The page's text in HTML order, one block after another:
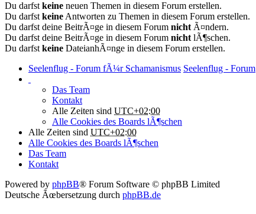
Du darfst keine neuen Themen in diesem Forum erstellen.
Du darfst keine Antworten zu Themen in diesem Forum erstellen.
Du darfst deine BeitrÃ¤ge in diesem Forum nicht Ã¤ndern.
Du darfst deine BeitrÃ¤ge in diesem Forum nicht lÃ¶schen.
Du darfst keine DateianhÃ¤nge in diesem Forum erstellen.
Seelenflug - Forum fÃ¼r Schamanismus Seelenflug - Forum
Das Team
Kontakt
Alle Zeiten sind UTC+02:00
Alle Cookies des Boards lÃ¶schen
Alle Zeiten sind UTC+02:00
Alle Cookies des Boards lÃ¶schen
Das Team
Kontakt
Powered by phpBB® Forum Software © phpBB Limited
Deutsche Ãœbersetzung durch phpBB.de